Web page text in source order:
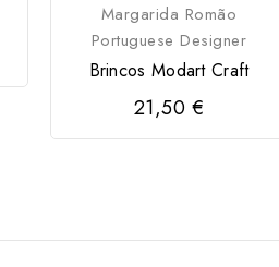
Margarida Romão
Portuguese Designer
Brincos Modart Craft
21,50 €